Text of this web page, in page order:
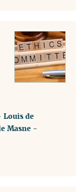
Louis de
Masne -